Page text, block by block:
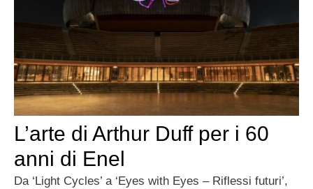
L’arte di Arthur Duff per i 60
anni di Enel
Da ‘Light Cycles’ a ‘Eyes with Eyes – Riflessi futuri’,